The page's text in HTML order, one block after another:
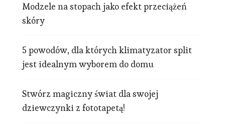
Modzele na stopach jako efekt przeciążeń
skóry
5 powodów, dla których klimatyzator split
jest idealnym wyborem do domu
Stwórz magiczny świat dla swojej
dziewczynki z fototapetą!